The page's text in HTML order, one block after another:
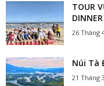
TOUR
26 Tháng
Núi Tà
21 Tháng